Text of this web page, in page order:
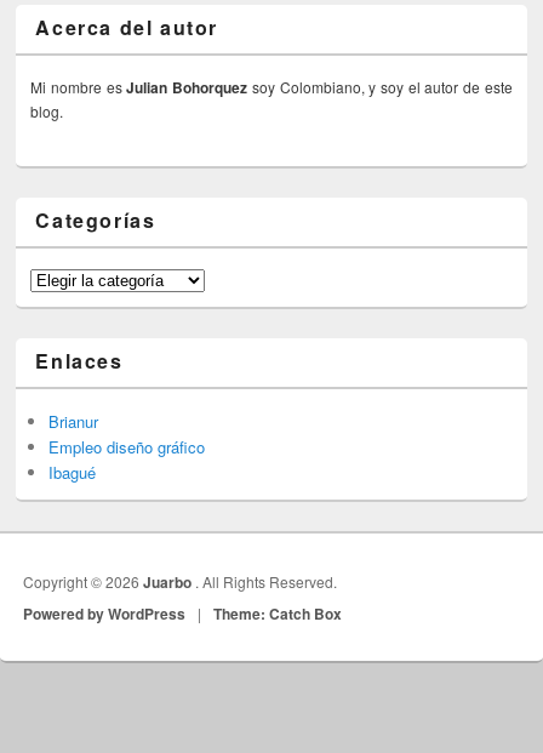
Acerca del autor
Mi nombre esJulian Bohorquez soy Colombiano, y soy el autor de este
blog.
Categorías
Categorías
Enlaces
Brianur
Empleo diseño gráfico
Ibagué
Copyright © 2026Juarbo . All Rights Reserved.
Powered by WordPress | Theme: Catch Box